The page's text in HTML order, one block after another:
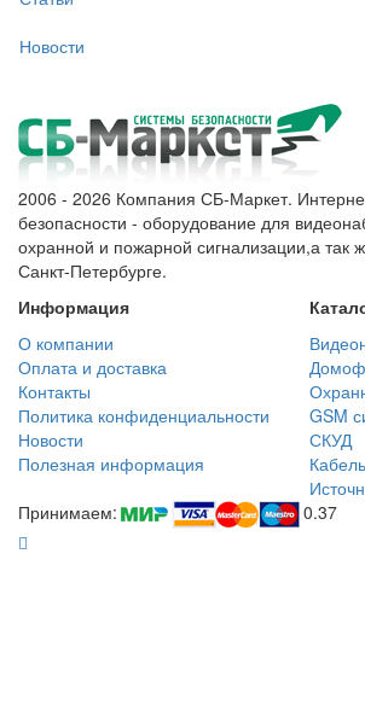
Новости
2006 - 2026 Компания СБ-Маркет.
безопасности - оборудование для
охранной и пожарной сигнализации,а так
Санкт-Петербурге.
Информация
О компании
Оплата и доставка
Контакты
Политика конфиденциальности
GSM
Новости
СКУД
Полезная информация
Кабель
Принимаем:
0.37